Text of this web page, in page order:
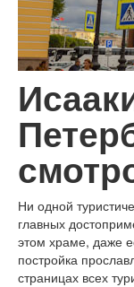
Ни одной
главных
этом храме, даже
постройка
страницах всех